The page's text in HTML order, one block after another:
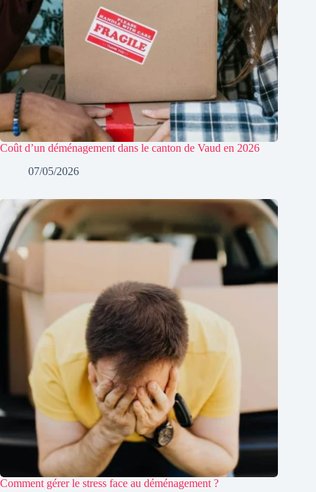
Coût d’un déménagement dans le canton de Vaud en 2026
07/05/2026
Comment gérer le stress face au déménagement ?